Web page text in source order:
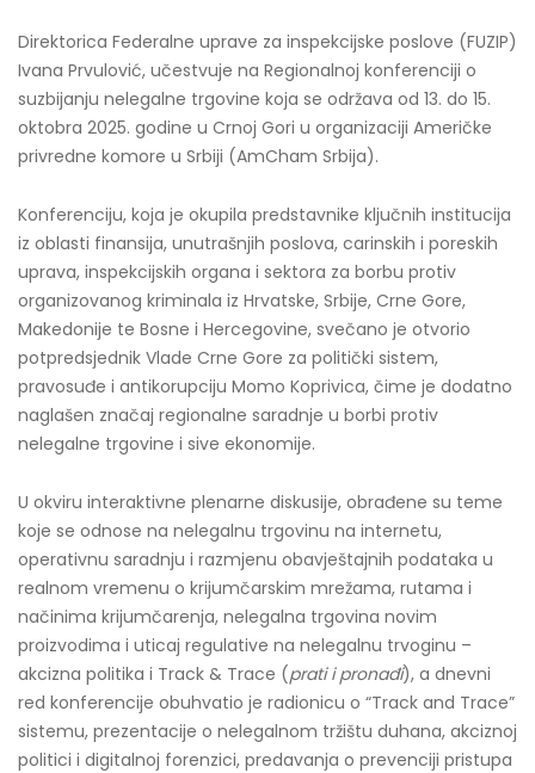
Direktorica Federalne uprave za inspekcijske poslove (FUZIP)
Ivana Prvulović, učestvuje na Regionalnoj konferenciji o
suzbijanju nelegalne trgovine koja se održava od 13. do 15.
oktobra 2025. godine u Crnoj Gori u organizaciji Američke
privredne komore u Srbiji (AmCham Srbija).
Konferenciju, koja je okupila predstavnike ključnih institucija
iz oblasti finansija, unutrašnjih poslova, carinskih i poreskih
uprava, inspekcijskih organa i sektora za borbu protiv
organizovanog kriminala iz Hrvatske, Srbije, Crne Gore,
Makedonije te Bosne i Hercegovine, svečano je otvorio
potpredsjednik Vlade Crne Gore za politički sistem,
pravosuđe i antikorupciju Momo Koprivica, čime je dodatno
naglašen značaj regionalne saradnje u borbi protiv
nelegalne trgovine i sive ekonomije.
U okviru interaktivne plenarne diskusije, obrađene su teme
koje se odnose na nelegalnu trgovinu na internetu,
operativnu saradnju i razmjenu obavještajnih podataka u
realnom vremenu o krijumčarskim mrežama, rutama i
načinima krijumčarenja, nelegalna trgovina novim
proizvodima i uticaj regulative na nelegalnu trvoginu –
akcizna politika i Track & Trace (prati i pronađi), a dnevni
red konferencije obuhvatio je radionicu o “Track and Trace”
sistemu, prezentacije o nelegalnom tržištu duhana, akciznoj
politici i digitalnoj forenzici, predavanja o prevenciji pristupa